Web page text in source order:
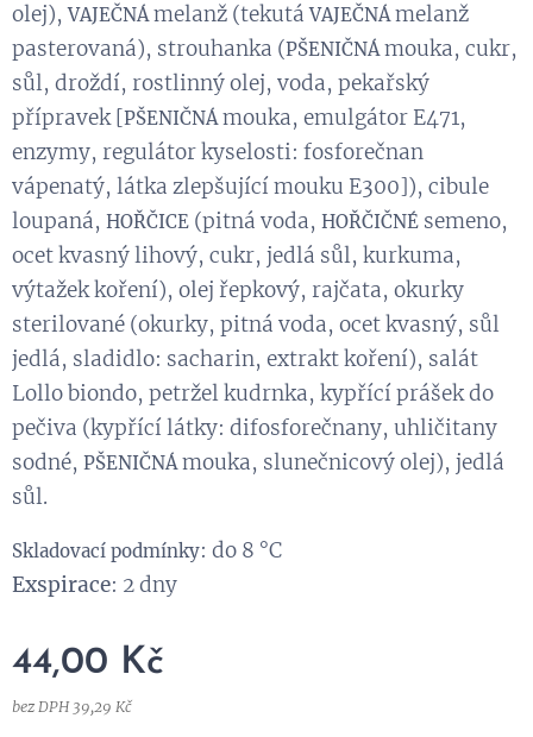
olej),VAJEČNÁmelanž (tekutáVAJEČNÁmelanž
pasterovaná), strouhanka (PŠENIČNÁmouka, cukr,
sůl, droždí, rostlinný olej, voda, pekařský
přípravek [PŠENIČNÁmouka, emulgátor E471,
enzymy, regulátor kyselosti: fosforečnan
vápenatý, látka zlepšující mouku E300]), cibule
loupaná, HOŘČICE (pitná voda, HOŘČIČNÉ semeno,
ocet kvasný lihový, cukr, jedlá sůl, kurkuma,
výtažek koření), olej řepkový, rajčata, okurky
sterilované (okurky, pitná voda, ocet kvasný, sůl
jedlá, sladidlo: sacharin, extrakt koření), salát
Lollo biondo, petržel kudrnka, kypřící prášek do
pečiva (kypřící látky: difosforečnany, uhličitany
sodné, PŠENIČNÁmouka, slunečnicový olej), jedlá
sůl.
Skladovací podmínky: do 8 °C
Exspirace: 2 dny
44,00 Kč
bez DPH 39,29 Kč